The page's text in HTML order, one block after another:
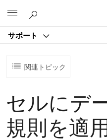
サポート
関連トピック
セルにデ
規則を適